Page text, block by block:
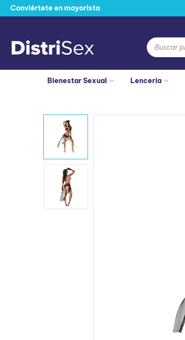
Conviértete en mayorista
Bienestar Sexual Lencería